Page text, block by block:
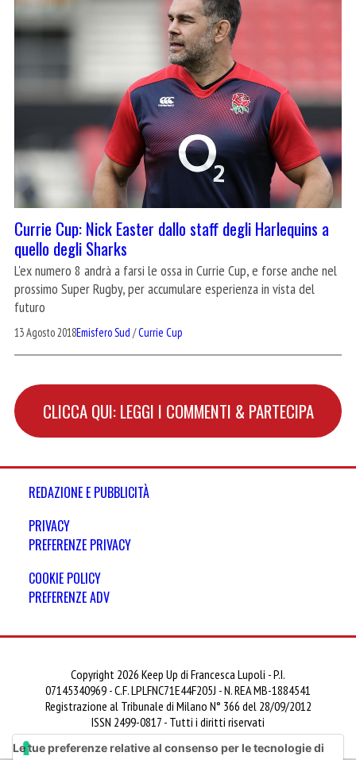
Currie Cup: Nick Easter dallo staff degli Harlequins a
quello degli Sharks
L'ex numero 8 andrà a farsi le ossa in Currie Cup, e forse anche nel
prossimo Super Rugby, per accumulare esperienza in vista del
futuro
13 Agosto 2018Emisfero Sud /Currie Cup
CLICCA QUI: LEGGI I COMMENTI & PARTECIPA
REDAZIONE E PUBBLICITÀ
PRIVACY
PREFERENZE PRIVACY
COOKIE POLICY
PREFERENZE ADV
Copyright 2026 Keep Up di Francesca Lupoli - P.I.
07145340969 - C.F. LPLFNC71E44F205J - N. REA MB-1884541
Registrazione al Tribunale di Milano N° 366 del 28/09/2012
ISSN 2499-0817 - Tutti i diritti riservati
Le tue preferenze relative al consenso per le tecnologie di